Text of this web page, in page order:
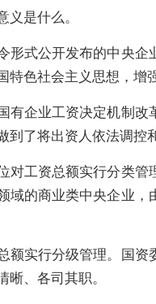
是什么。
形式公开发布的中央
特色社会主义思想，增
有企业工资决定机制
了将出资人依法调控
对工资总额实行分类
域的商业类中央企业
额实行分级管理。国
、各司其职。